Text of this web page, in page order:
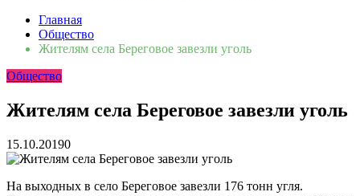
Главная
Общество
Жителям села Береговое завезли уголь
Общество
Жителям села Береговое завезли уголь
15.10.20190
На выходных в село Береговое завезли 176 тонн угля.